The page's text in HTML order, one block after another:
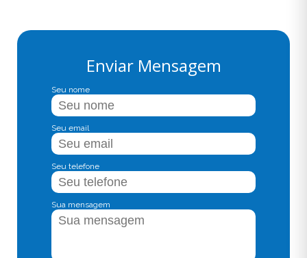
Enviar Mensagem
Seu nome
Seu email
Seu telefone
Sua mensagem